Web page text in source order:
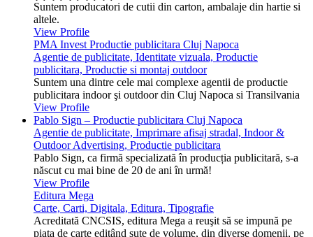
Suntem producatori de cutii din carton, ambalaje din hartie si
altele.
View Profile
PMA Invest Productie publicitara Cluj Napoca
Agentie de publicitate, Identitate vizuala, Productie
publicitara, Productie si montaj outdoor
Suntem una dintre cele mai complexe agentii de productie
publicitara indoor şi outdoor din Cluj Napoca si Transilvania
View Profile
Pablo Sign – Productie publicitara Cluj Napoca
Agentie de publicitate, Imprimare afisaj stradal, Indoor &
Outdoor Advertising, Productie publicitara
Pablo Sign, ca firmă specializată în producția publicitară, s-a
născut cu mai bine de 20 de ani în urmă!
View Profile
Editura Mega
Carte, Carti, Digitala, Editura, Tipografie
Acreditată CNCSIS, editura Mega a reuşit să se impună pe
piaţa de carte editând sute de volume, din diverse domenii, pe